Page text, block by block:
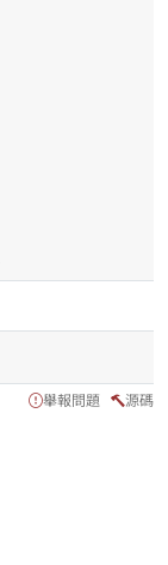
舉報問題 源碼